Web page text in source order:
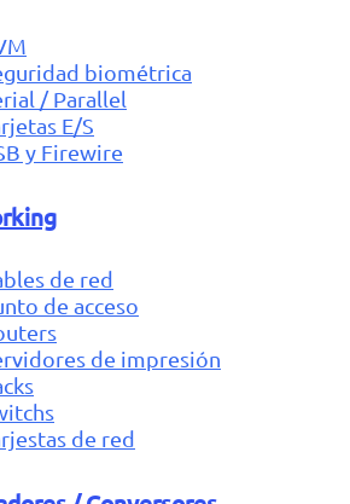
biométrica
/ Parallel
E/S
y Firewire
de red
de acceso
de impresión
de red